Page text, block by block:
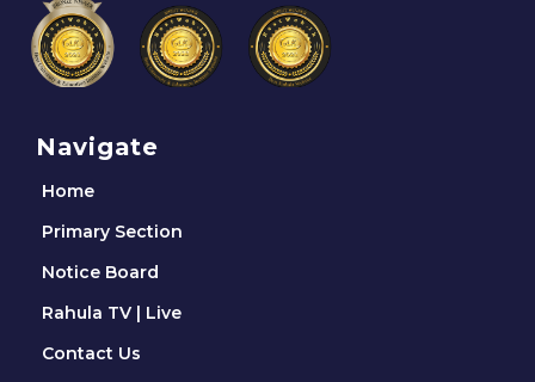
Navigate
Home
Primary Section
Notice Board
Rahula TV | Live
Contact Us